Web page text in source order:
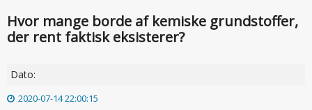
Hvor mange borde af kemiske grundstoffer,
der rent faktisk eksisterer?
Dato:
2020-07-14 22:00:15